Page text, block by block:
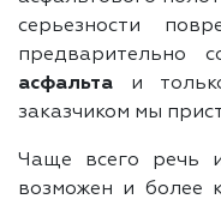
серьезности
предварительно
асфальта и
заказчиком мы
Чаще всего речь
возможен и более